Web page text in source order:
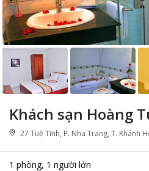
Khách sạn Hoàng
27 Tuệ Tĩnh, P. Nha Trang, T. Khánh
1 phòng, 1 người lớn